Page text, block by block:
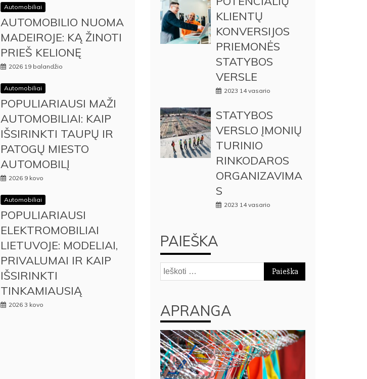
Automobiliai
AUTOMOBILIO NUOMA
MADEIROJE: KĄ ŽINOTI
PRIEŠ KELIONĘ
2026 19 balandžio
Automobiliai
POPULIARIAUSI MAŽI
AUTOMOBILIAI: KAIP
IŠSIRINKTI TAUPŲ IR
PATOGŲ MIESTO
AUTOMOBILĮ
2026 9 kovo
Automobiliai
POPULIARIAUSI
ELEKTROMOBILIAI
LIETUVOJE: MODELIAI,
PRIVALUMAI IR KAIP
IŠSIRINKTI
TINKAMIAUSIĄ
2026 3 kovo
KLIENTŲ
KONVERSIJOS
PRIEMONĖS
STATYBOS
VERSLE
2023 14 vasario
STATYBOS
VERSLO ĮMONIŲ
TURINIO
RINKODAROS
ORGANIZAVIMA
S
2023 14 vasario
PAIEŠKA
Ieškoti:
APRANGA